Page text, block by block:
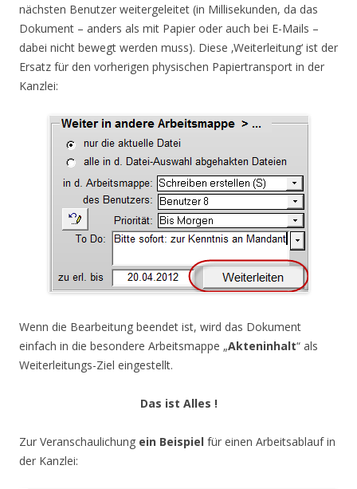
nächsten Benutzer weitergeleitet (in Millisekunden, da das
Dokument – anders als mit Papier oder auch bei E-Mails –
dabei nicht bewegt werden muss). Diese ‚Weiterleitung‘ ist der
Ersatz für den vorherigen physischen Papiertransport in der
Kanzlei:
Wenn die Bearbeitung beendet ist, wird das Dokument
einfach in die besondere Arbeitsmappe „Akteninhalt“ als
Weiterleitungs-Ziel eingestellt.
Das ist Alles !
Zur Veranschaulichung ein Beispiel für einen Arbeitsablauf in
der Kanzlei: